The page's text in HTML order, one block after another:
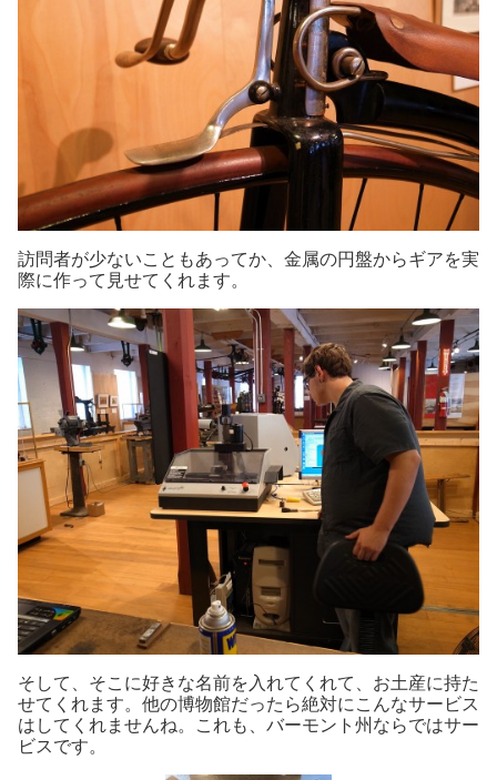
訪問者が少ないこともあってか、金属の円盤からギアを実
際に作って見せてくれます。
そして、そこに好きな名前を入れてくれて、お土産に持た
せてくれます。他の博物館だったら絶対にこんなサービス
はしてくれませんね。これも、バーモント州ならではサー
ビスです。